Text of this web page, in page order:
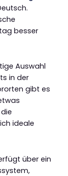
besser
Auswahl
in der
gibt es
ideale
über ein